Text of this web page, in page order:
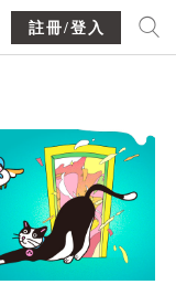
註冊/登入